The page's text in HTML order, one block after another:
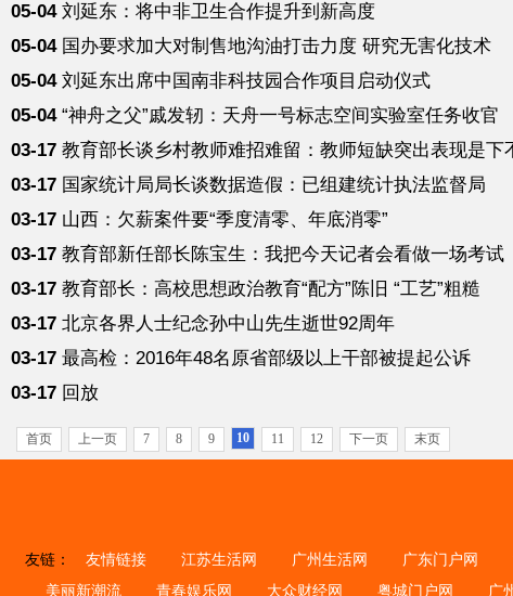
05-04 刘延东：将中非卫生合作提升到新高度
05-04 国办要求加大对制售地沟油打击力度 研究无害化技术
05-04 刘延东出席中国南非科技园合作项目启动仪式
05-04 “神舟之父”戚发轫：天舟一号标志空间实验室任务收官
03-17 教育部长谈乡村教师难招难留：教师短缺突出表现是下
03-17 国家统计局局长谈数据造假：已组建统计执法监督局
03-17 山西：欠薪案件要“季度清零、年底消零”
03-17 教育部新任部长陈宝生：我把今天记者会看做一场考试
03-17 教育部长：高校思想政治教育“配方”陈旧 “工艺”粗糙
03-17 北京各界人士纪念孙中山先生逝世92周年
03-17 最高检：2016年48名原省部级以上干部被提起公诉
03-17 回放
首页 上一页 7 8 9 10 11 12 下一页 末页
友链：
友情链接 江苏生活网 广州生活网 广东门户网
美丽新潮流
青春娱乐网 大众财经网 粤城门户网 广